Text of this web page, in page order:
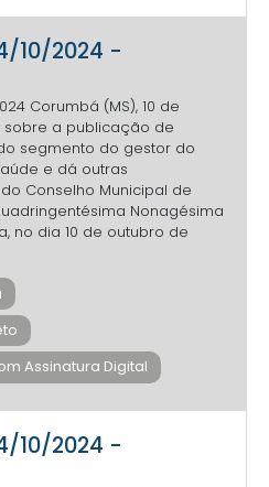
10/2024 -
Corumbá (MS), 10 de
sobre a publicação de
segmento do gestor do
e dá outras
Conselho Municipal de
Nonagésima
no dia 10 de outubro de
Assinatura Digital
10/2024 -